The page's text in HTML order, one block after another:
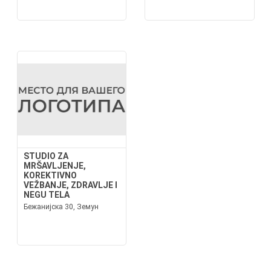
STUDIO ZA
MRŠAVLJENJE,
KOREKTIVNO
VEŽBANJE, ZDRAVLJE I
NEGU TELA
Бежанијска 30, Земун